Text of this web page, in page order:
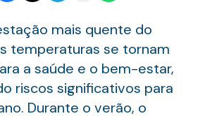
mais quente do
temperaturas se tornam
a saúde e o bem-estar,
riscos significativos para
Durante o verão, o